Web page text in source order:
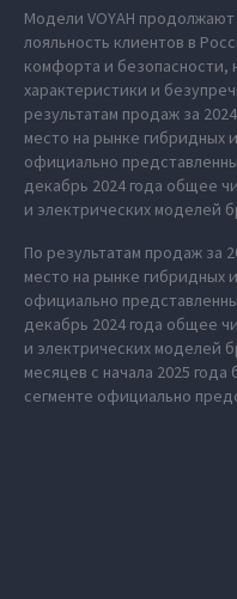
Модели VOYAH
лояльность клиентов в
комфорта и безопасности,
характеристики и
результатам продаж за
место на рынке гибридных
официально
декабрь 2024 года общее
и электрических моделей
По результатам продаж за
место на рынке гибридных
официально
декабрь 2024 года общее
и электрических моделей
месяцев с начала 2025 года
сегменте официально